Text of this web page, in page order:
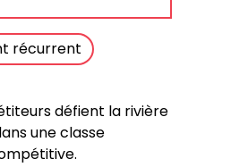
récurrent
défient la rivière
une classe